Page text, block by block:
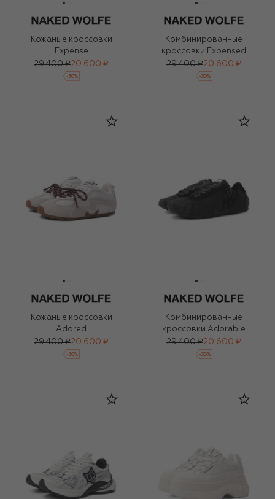
Кожаные кроссовки
Expense
29 400 ₽20 600 ₽
-30%
Комбинированные
кроссовки Expensed
29 400 ₽20 600 ₽
-30%
Кожаные кроссовки
Adored
29 400 ₽20 600 ₽
-30%
Комбинированные
кроссовки Adorable
29 400 ₽20 600 ₽
-30%